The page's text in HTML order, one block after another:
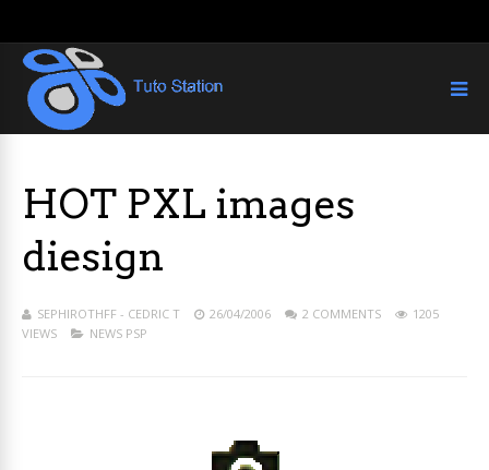
HOT PXL images
diesign
SEPHIROTHFF - CEDRIC T 26/04/2006 2 COMMENTS
1205
VIEWS
NEWS PSP